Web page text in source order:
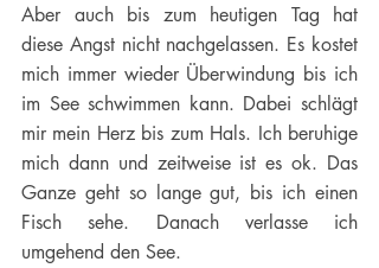
Aber auch bis zum heutigen Tag hat
diese Angst nicht nachgelassen. Es kostet
mich immer wieder Überwindung bis ich
im See schwimmen kann. Dabei schlägt
mir mein Herz bis zum Hals. Ich beruhige
mich dann und zeitweise ist es ok. Das
Ganze geht so lange gut, bis ich einen
Fisch sehe. Danach verlasse ich
umgehend den See.